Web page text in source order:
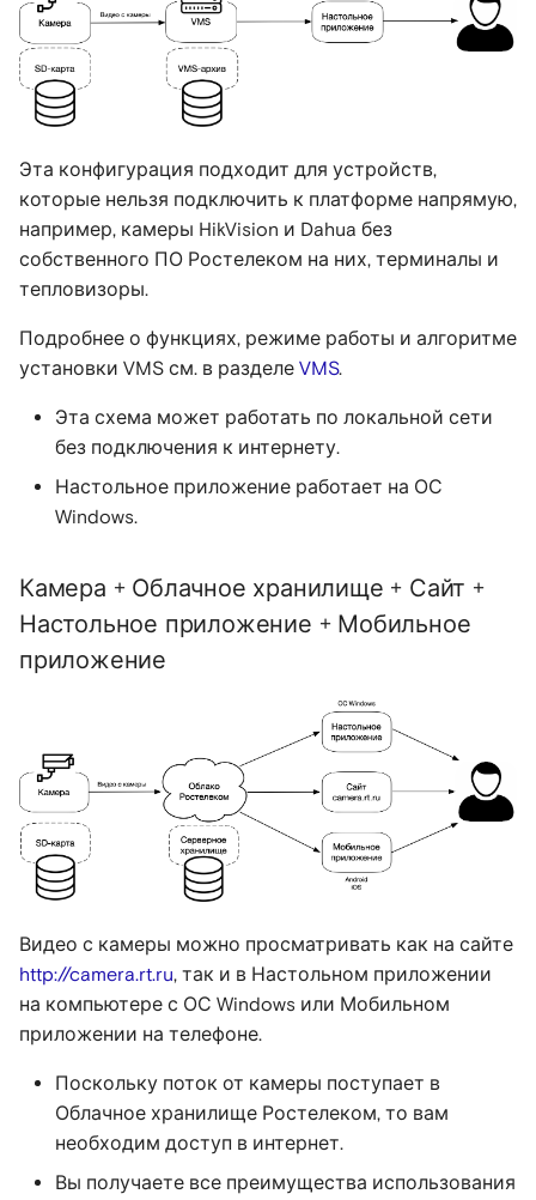
Эта конфигурация подходит для устройств,
которые нельзя подключить к платформе напрямую,
например, камеры HikVision и Dahua без
собственного ПО Ростелеком на них, терминалы и
тепловизоры.
Подробнее о функциях, режиме работы и алгоритме
установки VMS см. в разделе VMS.
Эта схема может работать по локальной сети
без подключения к интернету.
Настольное приложение работает на ОС
Windows.
Камера + Облачное хранилище + Сайт +
Настольное приложение + Мобильное
приложение
Видео с камеры можно просматривать как на сайте
http://camera.rt.ru, так и в Настольном приложении
на компьютере с ОС Windows или Мобильном
приложении на телефоне.
Поскольку поток от камеры поступает в
Облачное хранилище Ростелеком, то вам
необходим доступ в интернет.
Вы получаете все преимущества использования